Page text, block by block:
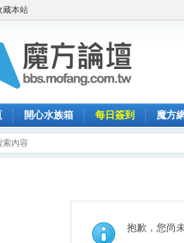
藏本站
開心水族箱 每日簽到 魔方
抱歉，您尚